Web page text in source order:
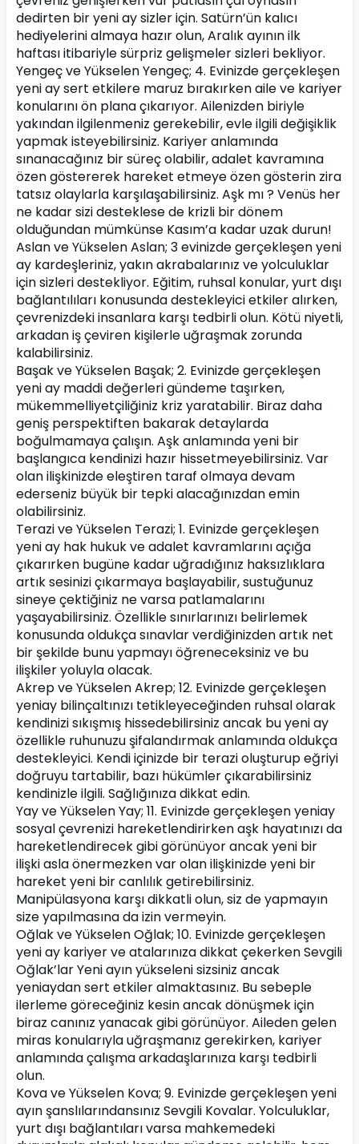
dedirten bir yeni ay sizler için. Satürn’ün kalıcı
hediyelerini almaya hazır olun, Aralık ayının ilk
haftası itibariyle sürpriz gelişmeler sizleri bekliyor.
Yengeç ve Yükselen Yengeç; 4. Evinizde gerçekleşen
yeni ay sert etkilere maruz bırakırken aile ve kariyer
konularını ön plana çıkarıyor. Ailenizden biriyle
yakından ilgilenmeniz gerekebilir, evle ilgili değişiklik
yapmak isteyebilirsiniz. Kariyer anlamında
sınanacağınız bir süreç olabilir, adalet kavramına
özen göstererek hareket etmeye özen gösterin zira
tatsız olaylarla karşılaşabilirsiniz. Aşk mı ? Venüs her
ne kadar sizi desteklese de krizli bir dönem
olduğundan mümkünse Kasım’a kadar uzak durun!
Aslan ve Yükselen Aslan; 3 evinizde gerçekleşen yeni
ay kardeşleriniz, yakın akrabalarınız ve yolculuklar
için sizleri destekliyor. Eğitim, ruhsal konular, yurt dışı
bağlantılıları konusunda destekleyici etkiler alırken,
çevrenizdeki insanlara karşı tedbirli olun. Kötü niyetli,
arkadan iş çeviren kişilerle uğraşmak zorunda
kalabilirsiniz.
Başak ve Yükselen Başak; 2. Evinizde gerçekleşen
yeni ay maddi değerleri gündeme taşırken,
mükemmelliyetçiliğiniz kriz yaratabilir. Biraz daha
geniş perspektiften bakarak detaylarda
boğulmamaya çalışın. Aşk anlamında yeni bir
başlangıca kendinizi hazır hissetmeyebilirsiniz. Var
olan ilişkinizde eleştiren taraf olmaya devam
ederseniz büyük bir tepki alacağınızdan emin
olabilirsiniz.
Terazi ve Yükselen Terazi; 1. Evinizde gerçekleşen
yeni ay hak hukuk ve adalet kavramlarını açığa
çıkarırken bugüne kadar uğradığınız haksızlıklara
artık sesinizi çıkarmaya başlayabilir, sustuğunuz
sineye çektiğiniz ne varsa patlamalarını
yaşayabilirsiniz. Özellikle sınırlarınızı belirlemek
konusunda oldukça sınavlar verdiğinizden artık net
bir şekilde bunu yapmayı öğreneceksiniz ve bu
ilişkiler yoluyla olacak.
Akrep ve Yükselen Akrep; 12. Evinizde gerçekleşen
yeniay bilinçaltınızı tetikleyeceğinden ruhsal olarak
kendinizi sıkışmış hissedebilirsiniz ancak bu yeni ay
özellikle ruhunuzu şifalandırmak anlamında oldukça
destekleyici. Kendi içinizde bir terazi oluşturup eğriyi
doğruyu tartabilir, bazı hükümler çıkarabilirsiniz
kendinizle ilgili. Sağlığınıza dikkat edin.
Yay ve Yükselen Yay; 11. Evinizde gerçekleşen yeniay
sosyal çevrenizi hareketlendirirken aşk hayatınızı da
hareketlendirecek gibi görünüyor ancak yeni bir
ilişki asla önermezken var olan ilişkinizde yeni bir
hareket yeni bir canlılık getirebilirsiniz.
Manipülasyona karşı dikkatli olun, siz de yapmayın
size yapılmasına da izin vermeyin.
Oğlak ve Yükselen Oğlak; 10. Evinizde gerçekleşen
yeni ay kariyer ve atalarınıza dikkat çekerken Sevgili
Oğlak’lar Yeni ayın yükseleni sizsiniz ancak
yeniaydan sert etkiler almaktasınız. Bu sebeple
ilerleme göreceğiniz kesin ancak dönüşmek için
biraz canınız yanacak gibi görünüyor. Aileden gelen
miras konularıyla uğraşmanız gerekirken, kariyer
anlamında çalışma arkadaşlarınıza karşı tedbirli
olun.
Kova ve Yükselen Kova; 9. Evinizde gerçekleşen yeni
ayın şanslılarındansınız Sevgili Kovalar. Yolculuklar,
yurt dışı bağlantıları varsa mahkemedeki